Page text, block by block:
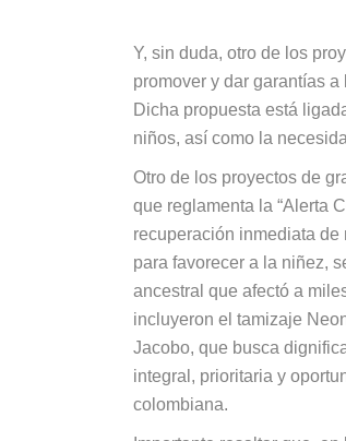
Y, sin duda, otro de los
promover y dar garantías
Dicha propuesta está
niños, así como la
Otro de los proyectos de
que reglamenta la “Alerta
recuperación inmediata
para favorecer a la niñez,
ancestral que afectó a
incluyeron el tamizaje
Jacobo, que busca
integral, prioritaria y
colombiana.